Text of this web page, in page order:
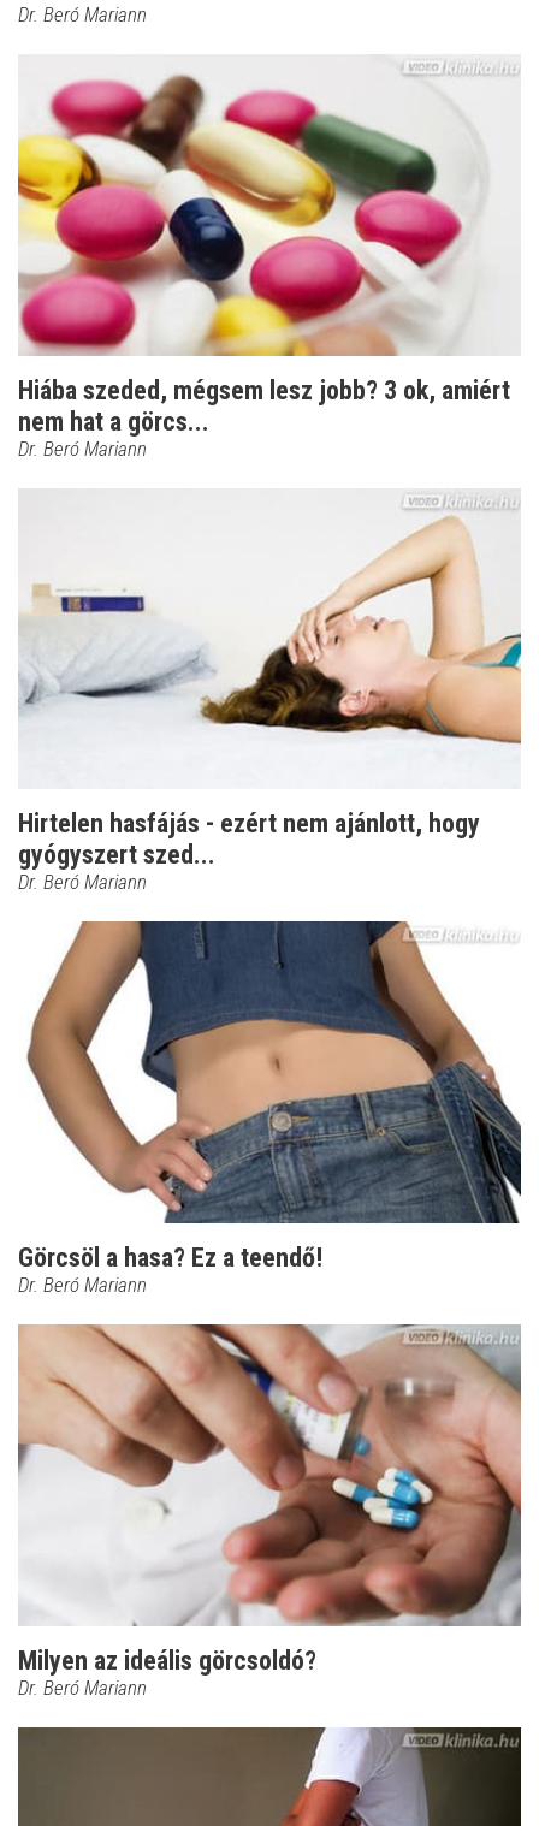
Dr. Beró Mariann
Hiába szeded, mégsem lesz jobb? 3 ok, amiért
nem hat a görcs...
Dr. Beró Mariann
Hirtelen hasfájás - ezért nem ajánlott, hogy
gyógyszert szed...
Dr. Beró Mariann
Görcsöl a hasa? Ez a teendő!
Dr. Beró Mariann
Milyen az ideális görcsoldó?
Dr. Beró Mariann